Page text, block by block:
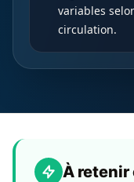
variables
circulation.
À retenir